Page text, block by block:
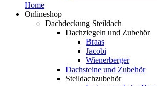
Home
Onlineshop
Dachdeckung Steildach
Dachziegeln und Zubehör
Braas
Jacobi
Wienerberger
Dachsteine und Zubehör
Steildachzubehör